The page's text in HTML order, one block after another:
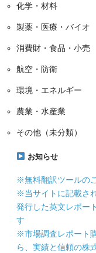
化学・材料
製薬・医療・バイオ
消費財・食品・小売
航空・防衛
環境・エネルギー
農業・水産業
その他（未分類）
お知らせ
※無料翻訳ツールの
※当サイトに記載さ
発行した英文レポー
す
※市場調査レポート
ら、実績と信頼の株